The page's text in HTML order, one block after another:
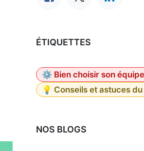
ÉTIQUETTES
⚙️ Bien choisir son
💡 Conseils et astuces
NOS BLOGS